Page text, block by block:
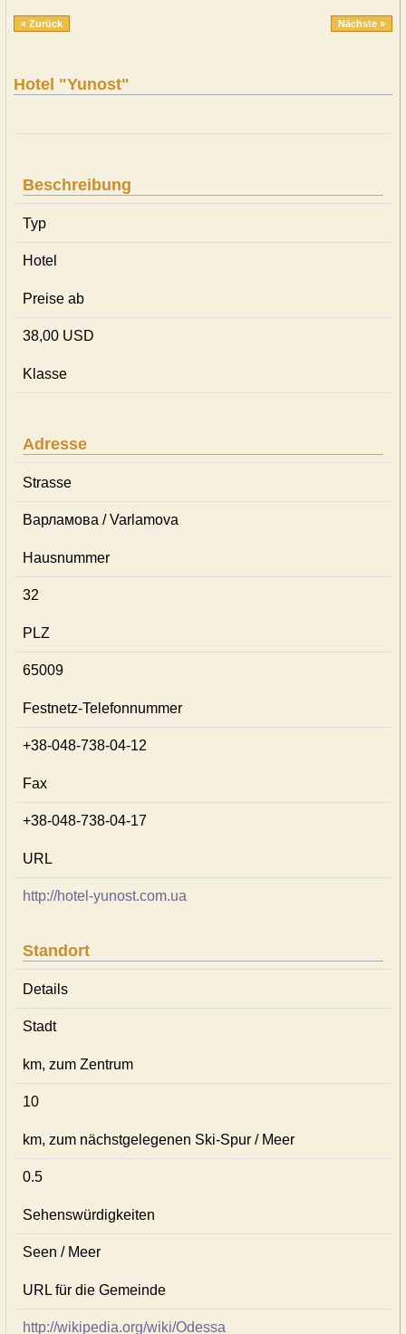
« Zurück Nächste »
Hotel "Yunost"
Beschreibung
Typ
Hotel
Preise ab
38,00 USD
Klasse
Adresse
Strasse
Варламова / Varlamova
Hausnummer
32
PLZ
65009
Festnetz-Telefonnummer
+38-048-738-04-12
Fax
+38-048-738-04-17
URL
http://hotel-yunost.com.ua
Standort
Details
Stadt
km, zum Zentrum
10
km, zum nächstgelegenen Ski-Spur / Meer
0.5
Sehenswürdigkeiten
Seen / Meer
URL für die Gemeinde
http://wikipedia.org/wiki/Odessa